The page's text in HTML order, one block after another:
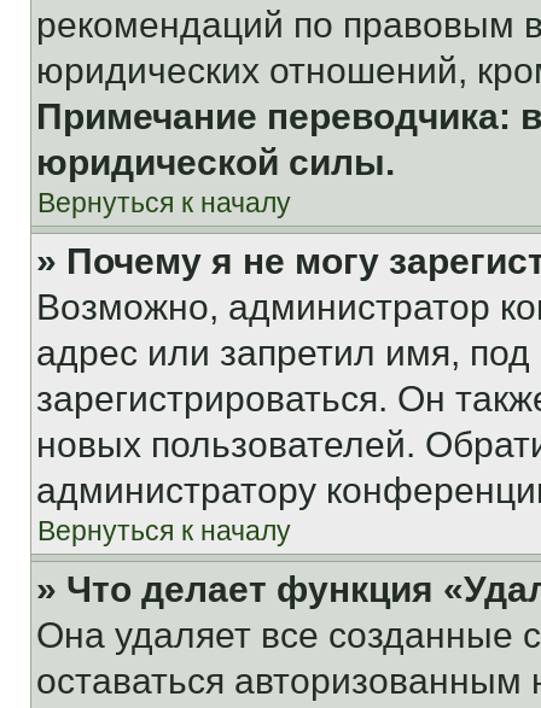
рекомендаций по правовым
юридических отношений,
Примечание переводчика:
юридической силы.
Вернуться к началу
» Почему я не могу
Возможно, администратор
адрес или запретил имя,
зарегистрироваться. Он
новых пользователей.
администратору
Вернуться к началу
» Что делает функция
Она удаляет все созданные
оставаться